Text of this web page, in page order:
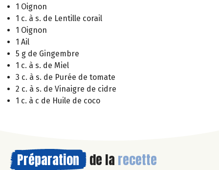
1 Oignon
1 c. à s. de Lentille corail
1 Oignon
1 Ail
5 g de Gingembre
1 c. à s. de Miel
3 c. à s. de Purée de tomate
2 c. à s. de Vinaigre de cidre
1 c. à c de Huile de coco
Préparation de la recette